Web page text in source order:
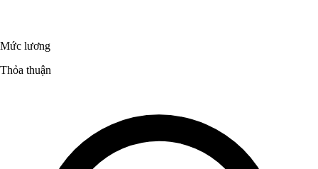
Mức lương
Thỏa thuận